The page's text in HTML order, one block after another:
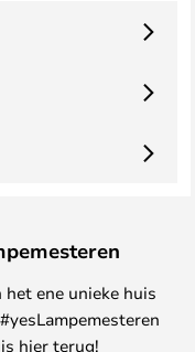
ene unieke huis
hier terug!